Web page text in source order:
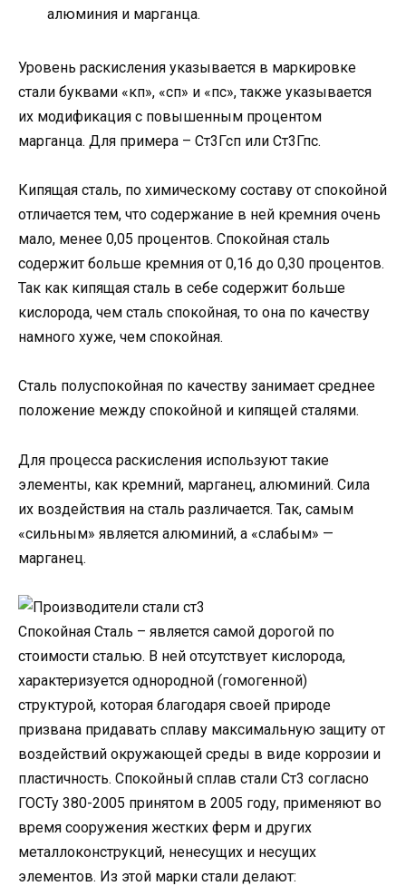
алюминия и марганца.
Уровень раскисления указывается в маркировке
стали буквами «кп», «сп» и «пс», также указывается
их модификация с повышенным процентом
марганца. Для примера – Ст3Гсп или Ст3Гпс.
Кипящая сталь, по химическому составу от спокойной
отличается тем, что содержание в ней кремния очень
мало, менее 0,05 процентов. Спокойная сталь
содержит больше кремния от 0,16 до 0,30 процентов.
Так как кипящая сталь в себе содержит больше
кислорода, чем сталь спокойная, то она по качеству
намного хуже, чем спокойная.
Сталь полуспокойная по качеству занимает среднее
положение между спокойной и кипящей сталями.
Для процесса раскисления используют такие
элементы, как кремний, марганец, алюминий. Сила
их воздействия на сталь различается. Так, самым
«сильным» является алюминий, а «слабым» —
марганец.
Спокойная Сталь – является самой дорогой по
стоимости сталью. В ней отсутствует кислорода,
характеризуется однородной (гомогенной)
структурой, которая благодаря своей природе
призвана придавать сплаву максимальную защиту от
воздействий окружающей среды в виде коррозии и
пластичность. Спокойный сплав стали Ст3 согласно
ГОСТу 380-2005 принятом в 2005 году, применяют во
время сооружения жестких ферм и других
металлоконструкций, ненесущих и несущих
элементов. Из этой марки стали делают: